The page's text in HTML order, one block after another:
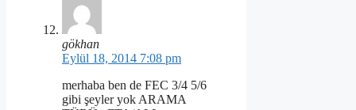
gökhan
Eylül 18, 2014 7:08 pm
merhaba ben de FEC 3/4 5/6
gibi şeyler yok ARAMA